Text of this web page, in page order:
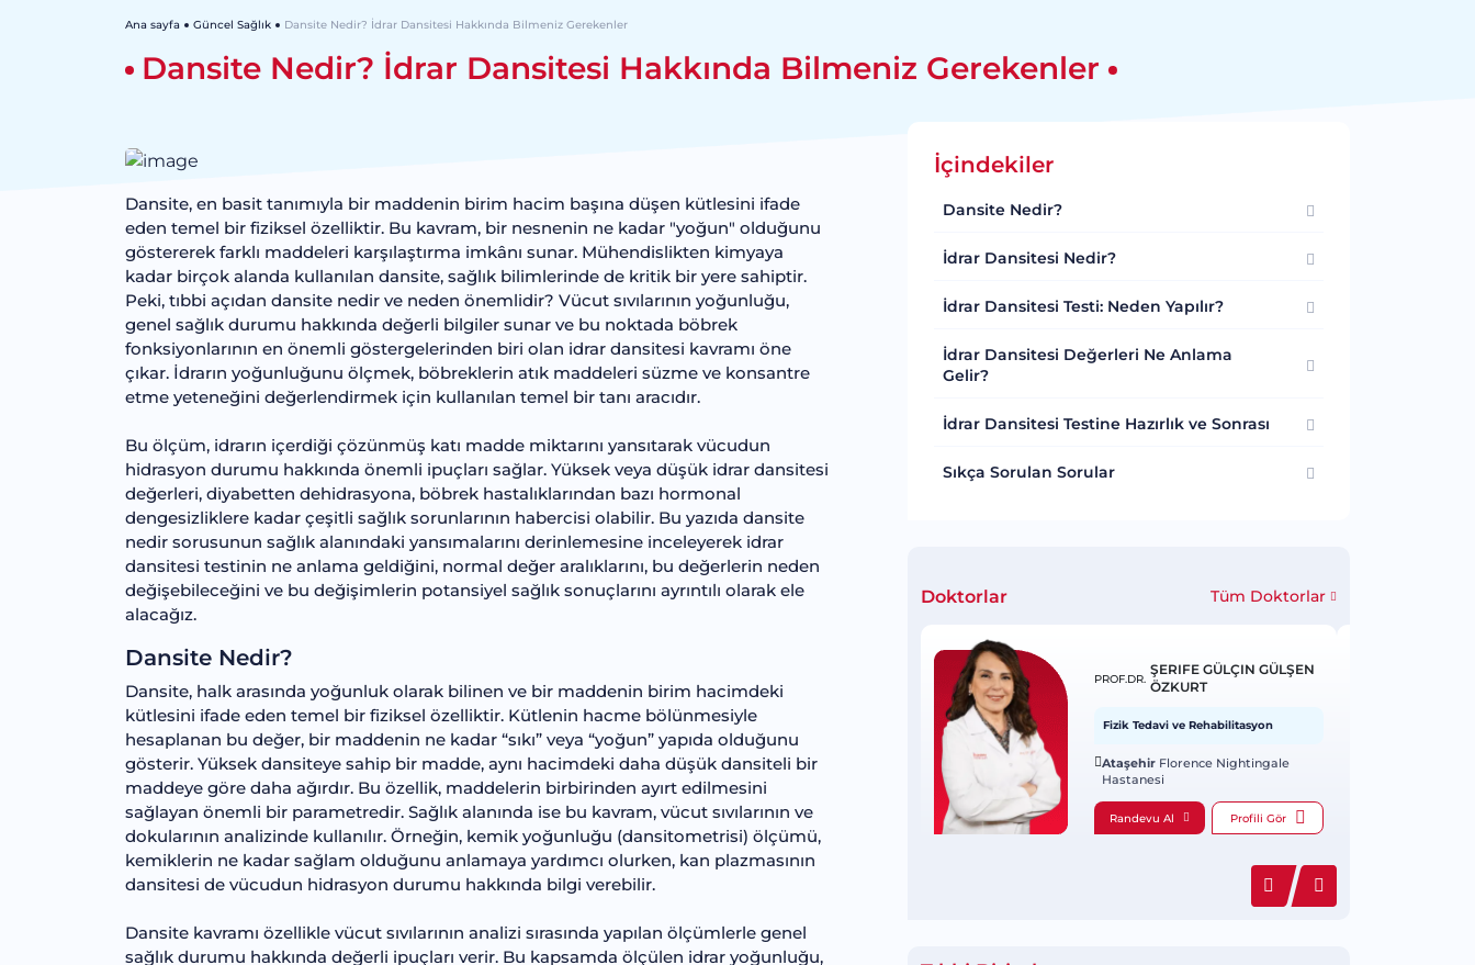
Ana sayfa Güncel Sağlık Dansite Nedir? İdrar Dansitesi Hakkında Bilmeniz Gerekenler
Dansite Nedir? İdrar Dansitesi Hakkında Bilmeniz Gerekenler
Dansite, en basit tanımıyla bir maddenin birim hacim başına düşen kütlesini ifade
eden temel bir fiziksel özelliktir. Bu kavram, bir nesnenin ne kadar "yoğun" olduğunu
göstererek farklı maddeleri karşılaştırma imkânı sunar. Mühendislikten kimyaya
kadar birçok alanda kullanılan dansite, sağlık bilimlerinde de kritik bir yere sahiptir.
Peki, tıbbi açıdan dansite nedir ve neden önemlidir? Vücut sıvılarının yoğunluğu,
genel sağlık durumu hakkında değerli bilgiler sunar ve bu noktada böbrek
fonksiyonlarının en önemli göstergelerinden biri olan idrar dansitesi kavramı öne
çıkar. İdrarın yoğunluğunu ölçmek, böbreklerin atık maddeleri süzme ve konsantre
etme yeteneğini değerlendirmek için kullanılan temel bir tanı aracıdır.
Bu ölçüm, idrarın içerdiği çözünmüş katı madde miktarını yansıtarak vücudun
hidrasyon durumu hakkında önemli ipuçları sağlar. Yüksek veya düşük idrar dansitesi
değerleri, diyabetten dehidrasyona, böbrek hastalıklarından bazı hormonal
dengesizliklere kadar çeşitli sağlık sorunlarının habercisi olabilir. Bu yazıda dansite
nedir sorusunun sağlık alanındaki yansımalarını derinlemesine inceleyerek idrar
dansitesi testinin ne anlama geldiğini, normal değer aralıklarını, bu değerlerin neden
değişebileceğini ve bu değişimlerin potansiyel sağlık sonuçlarını ayrıntılı olarak ele
alacağız.
Dansite Nedir?
Dansite, halk arasında yoğunluk olarak bilinen ve bir maddenin birim hacimdeki
kütlesini ifade eden temel bir fiziksel özelliktir. Kütlenin hacme bölünmesiyle
hesaplanan bu değer, bir maddenin ne kadar “sıkı” veya “yoğun” yapıda olduğunu
gösterir. Yüksek dansiteye sahip bir madde, aynı hacimdeki daha düşük dansiteli bir
maddeye göre daha ağırdır. Bu özellik, maddelerin birbirinden ayırt edilmesini
sağlayan önemli bir parametredir. Sağlık alanında ise bu kavram, vücut sıvılarının ve
dokularının analizinde kullanılır. Örneğin, kemik yoğunluğu (dansitometrisi) ölçümü,
kemiklerin ne kadar sağlam olduğunu anlamaya yardımcı olurken, kan plazmasının
dansitesi de vücudun hidrasyon durumu hakkında bilgi verebilir.
Dansite kavramı özellikle vücut sıvılarının analizi sırasında yapılan ölçümlerle genel
sağlık durumu hakkında değerli ipuçları verir. Bu kapsamda ölçülen idrar yoğunluğu,
İçindekiler
Dansite Nedir?
İdrar Dansitesi Nedir?
İdrar Dansitesi Testi: Neden Yapılır?
İdrar Dansitesi Değerleri Ne Anlama
Gelir?
İdrar Dansitesi Testine Hazırlık ve Sonrası
Sıkça Sorulan Sorular
Doktorlar Tüm Doktorlar
PROF.DR.
ŞERIFE GÜLÇIN GÜLŞEN
ÖZKURT
Fizik Tedavi ve Rehabilitasyon
AtaşehirFlorence Nightingale
Hastanesi
Randevu Al Profili Gör